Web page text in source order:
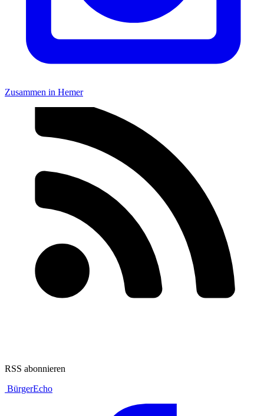
Zusammen in Hemer
RSS abonnieren
BürgerEcho